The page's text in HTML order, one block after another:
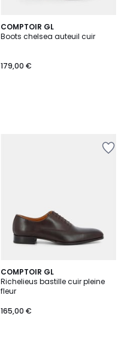
COMPTOIR GL
Boots chelsea auteuil cuir
179,00 €
COMPTOIR GL
Richelieus bastille cuir pleine
fleur
165,00 €